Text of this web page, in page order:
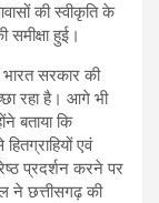
की स्वीकृति के
हुई।
सरकार की
रहा है। आगे भी
बताया कि
एवं
प्रदर्शन करने पर
ने छत्तीसगढ़ की